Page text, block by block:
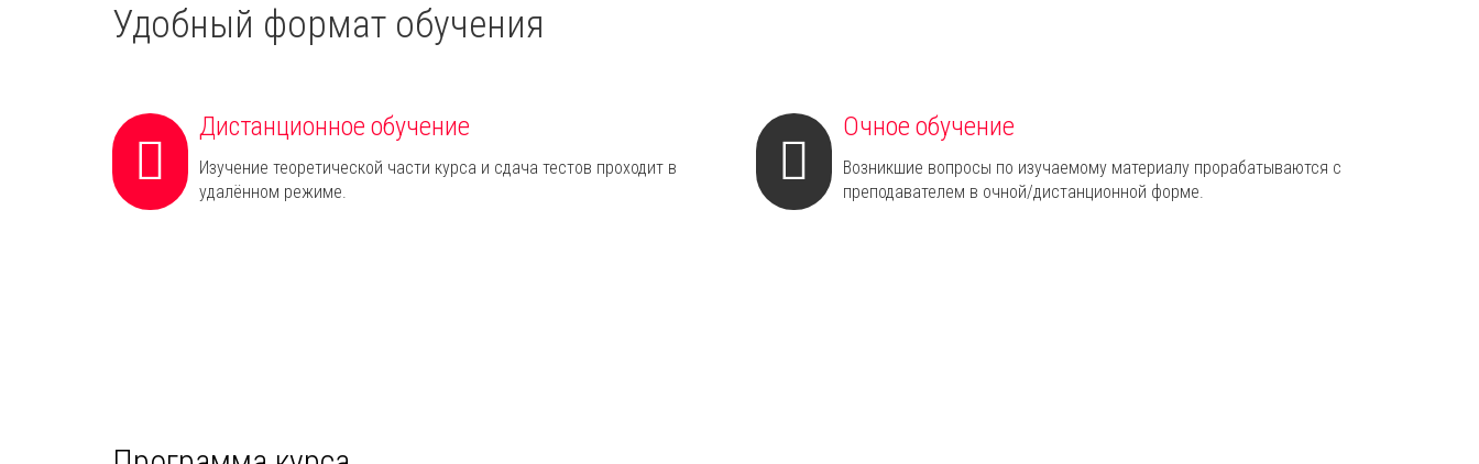
Удобный формат обучения
Дистанционное обучение
Изучение теоретической части курса и сдача тестов проходит в
удалённом режиме.
Очное обучение
Возникшие вопросы по изучаемому материалу прорабатываются с
преподавателем в очной/дистанционной форме.